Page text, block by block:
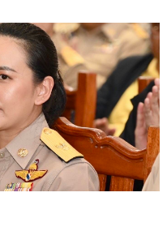
ยเพิ่มโทษให้รุนแรงขึ้น